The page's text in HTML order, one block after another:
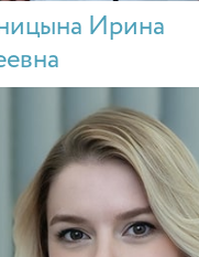
Ирина